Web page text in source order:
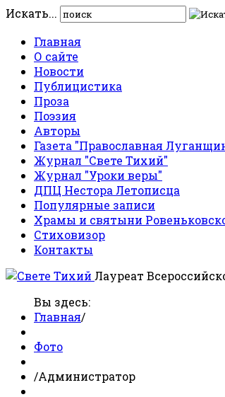
Искать...
Главная
О сайте
Новости
Публицистика
Проза
Поэзия
Авторы
Газета "Православная
Журнал "Свете Тихий"
Журнал "Уроки веры"
ДПЦ Нестора Летописца
Популярные записи
Храмы и святыни
Стиховизор
Контакты
Лауреат
Вы здесь:
Главная/
Фото
/Администратор